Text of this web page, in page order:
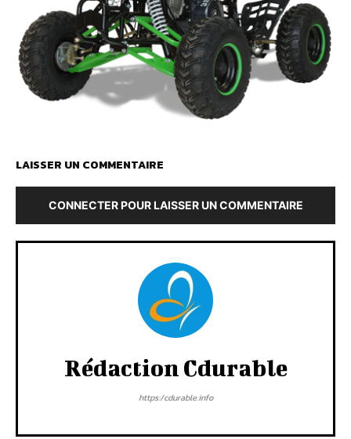
LAISSER UN COMMENTAIRE
CONNECTER POUR LAISSER UN COMMENTAIRE
Rédaction Cdurable
https:/cdurable.info